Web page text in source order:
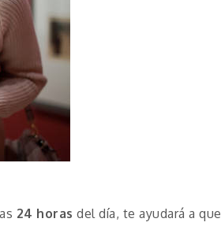
24 horas del día, te ayudará a que